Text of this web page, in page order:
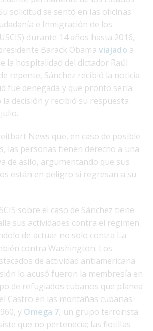
solicitud se sentó en las oficinas
e Inmigración de los
durante 14 años hasta 2016,
Barack Obama viajado a
la hospitalidad del dictador Raúl
repente, Sánchez recibió la noticia
fue denegada y que pronto sería
decisión y recibió su respuesta
News que, en caso de posible
las personas tienen derecho a una
de asilo, argumentando que sus
están en peligro si regresan a su
sobre el caso de Sánchez tiene
sus actividades contra el régimen
de actuar no solo contra La
contra Washington. Los
de actividad antiamericana
lo acusó fueron la membresía en
de refugiados cubanos que planea
Castro en las montañas cubanas
y Omega 7, un grupo terrorista
que no pertenecía; las flotillas